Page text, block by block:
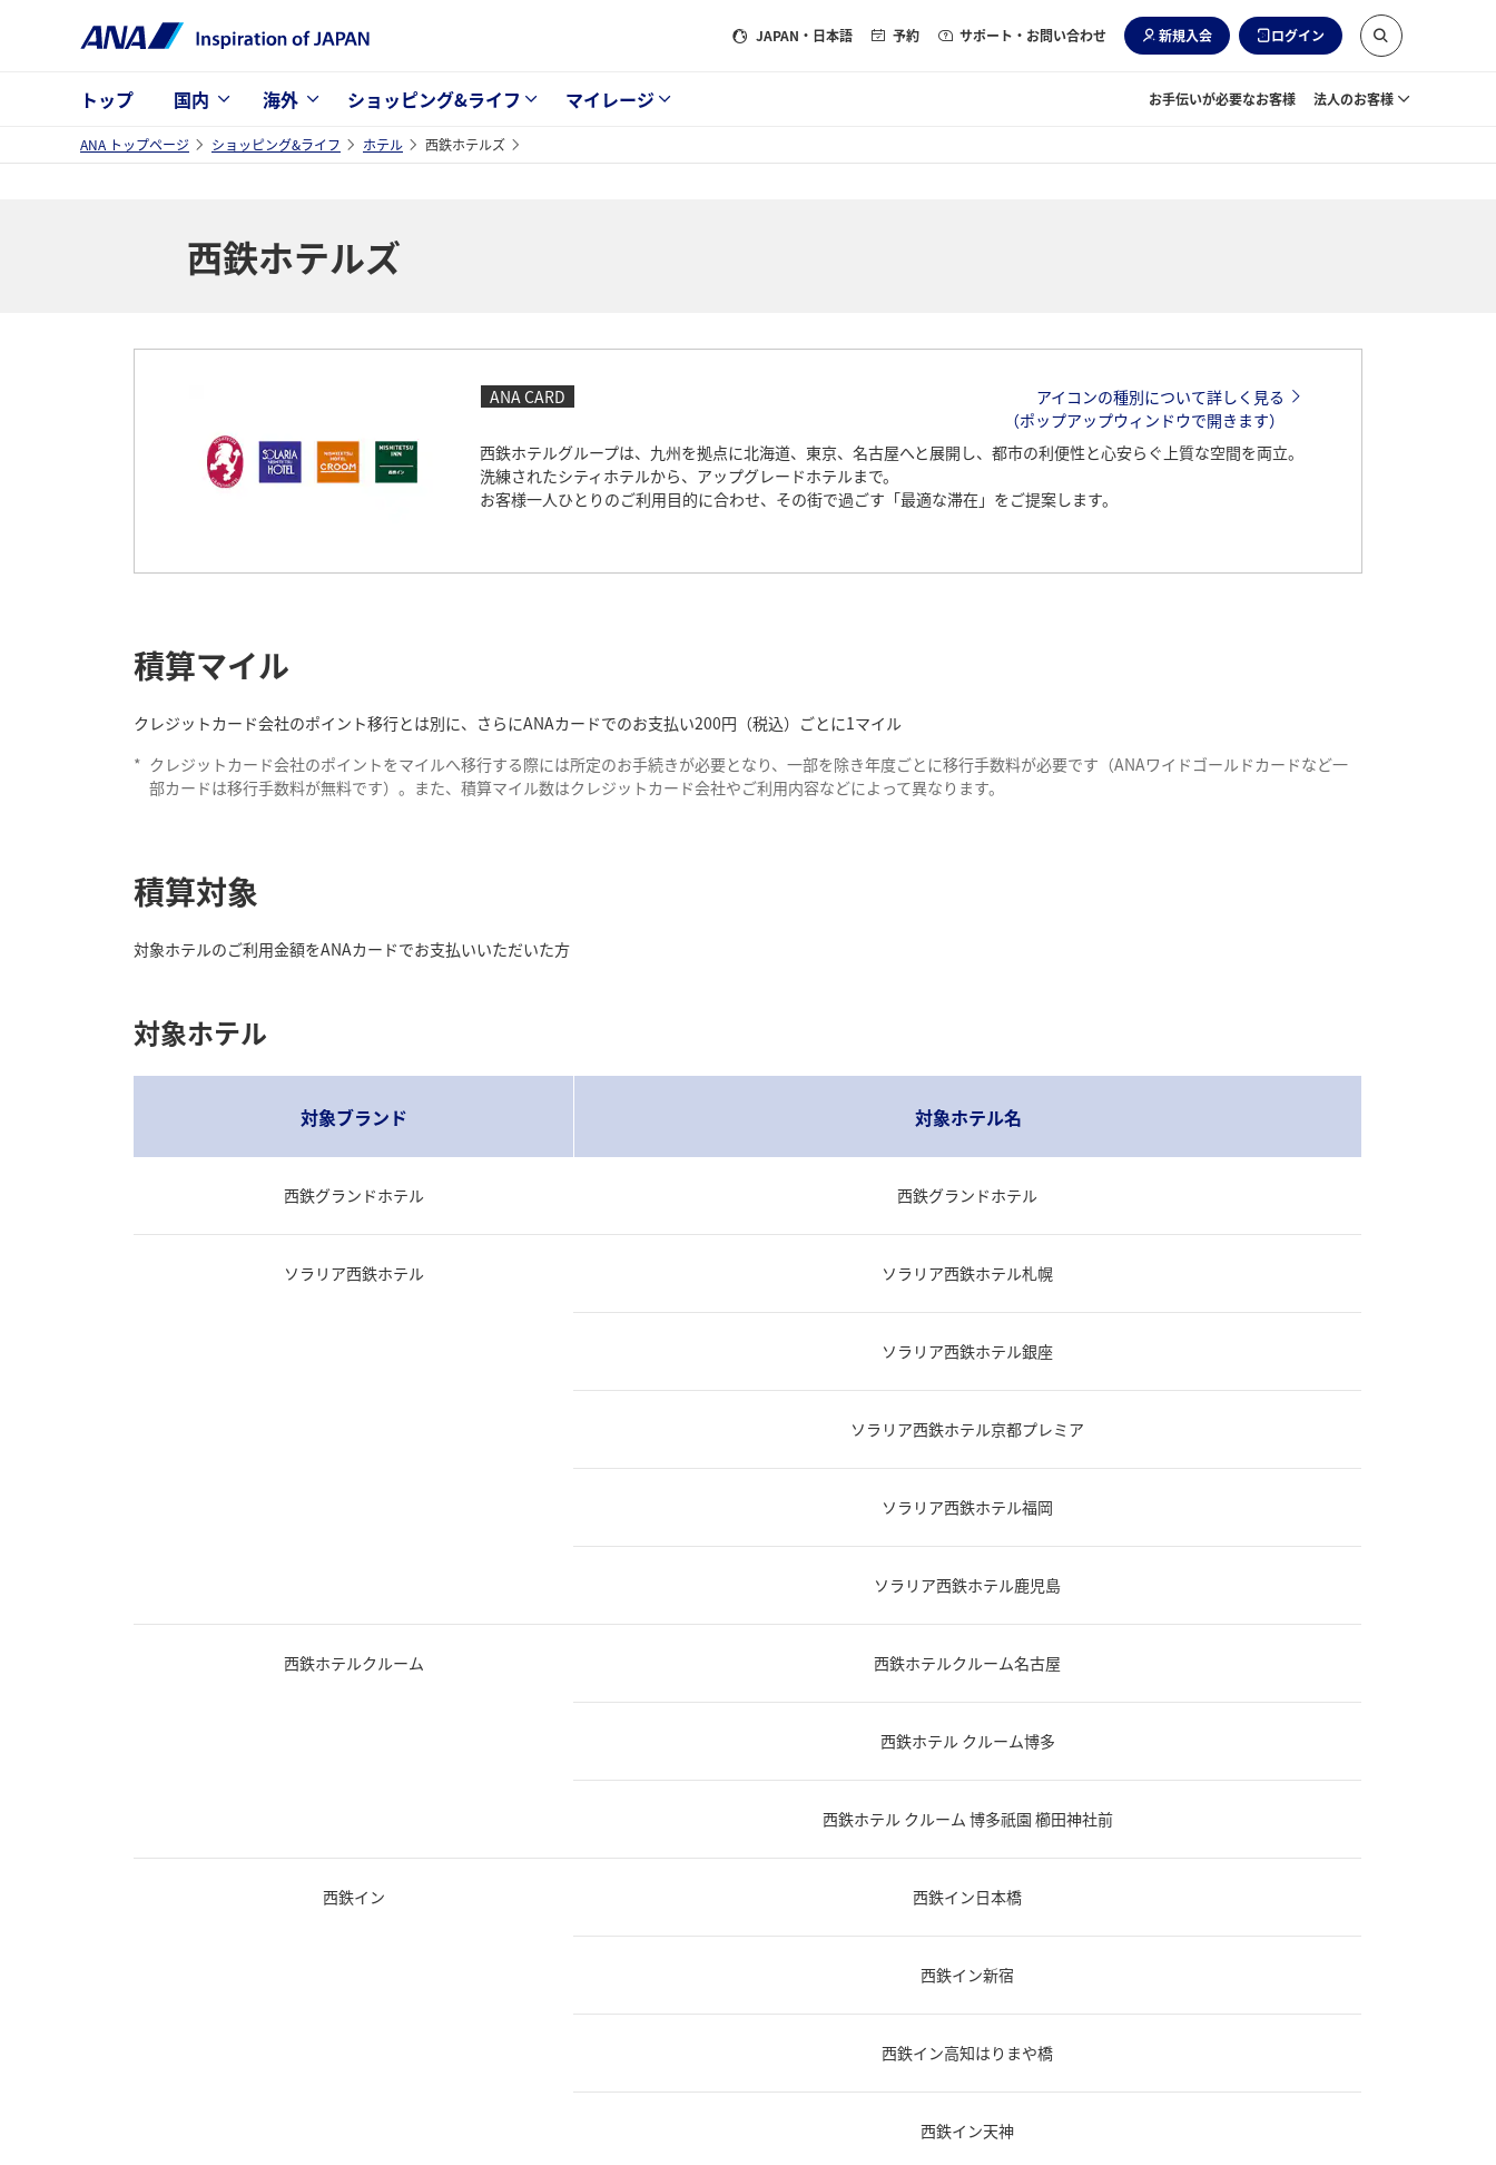
JAPAN ・日本語 予約 サポート・お問い合わせ 新規入会 ログイン
トップ 国内 海外 ショッピング&ライフ マイレージ お手伝いが必要なお客様 法人のお客様
ANA トップページ ショッピング&ライフ ホテル 西鉄ホテルズ
西鉄ホテルズ
ANA CARD
アイコンの種別について詳しく見る
（ポップアップウィンドウで開きます）
西鉄ホテルグループは、九州を拠点に北海道、東京、名古屋へと展開し、都市の利便性と心安らぐ上質な空間を両立。
洗練されたシティホテルから、アップグレードホテルまで。
お客様一人ひとりのご利用目的に合わせ、その街で過ごす「最適な滞在」をご提案します。
積算マイル
クレジットカード会社のポイント移行とは別に、さらにANAカードでのお支払い200円（税込）ごとに1マイル
* クレジットカード会社のポイントをマイルへ移行する際には所定のお手続きが必要となり、一部を除き年度ごとに移行手数料が必要です（ANAワイドゴールドカードなど一
部カードは移行手数料が無料です）。また、積算マイル数はクレジットカード会社やご利用内容などによって異なります。
積算対象
対象ホテルのご利用金額をANAカードでお支払いいただいた方
対象ホテル
対象ブランド 対象ホテル名
西鉄グランドホテル 西鉄グランドホテル
ソラリア西鉄ホテル ソラリア西鉄ホテル札幌
ソラリア西鉄ホテル銀座
ソラリア西鉄ホテル京都プレミア
ソラリア西鉄ホテル福岡
ソラリア西鉄ホテル鹿児島
西鉄ホテルクルーム 西鉄ホテルクルーム名古屋
西鉄ホテル クルーム博多
西鉄ホテル クルーム 博多祇園 櫛田神社前
西鉄イン 西鉄イン日本橋
西鉄イン新宿
西鉄イン高知はりまや橋
西鉄イン天神